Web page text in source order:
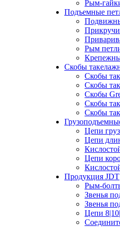
Рым-
Подъемные
Рым
Скобы
Скобы
Скобы
Скобы
Скобы
Скобы
Цепи
Цепи
Цепи
Продукция JDT
Рым-
Звенья
Звенья
Цепи